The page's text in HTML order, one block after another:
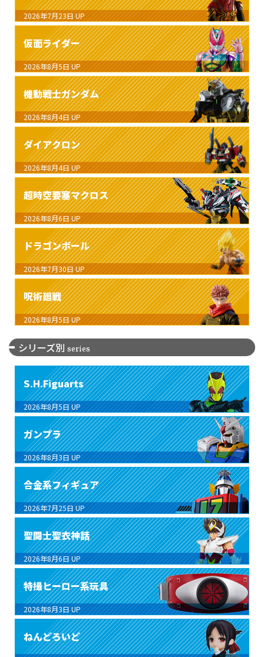
2026年7月23日 UP
仮面ライダー
2026年8月5日 UP
機動戦士ガンダム
2026年8月4日 UP
ダイアクロン
2026年8月4日 UP
超時空要塞マクロス
2026年8月6日 UP
ドラゴンボール
2026年7月30日 UP
呪術廻戦
2026年8月5日 UP
シリーズ別 series
S.H.Figuarts
2026年8月5日 UP
ガンプラ
2026年8月3日 UP
合金系フィギュア
2026年7月25日 UP
聖闘士聖衣神話
2026年8月6日 UP
特撮ヒーロー系玩具
2026年8月3日 UP
ねんどろいど